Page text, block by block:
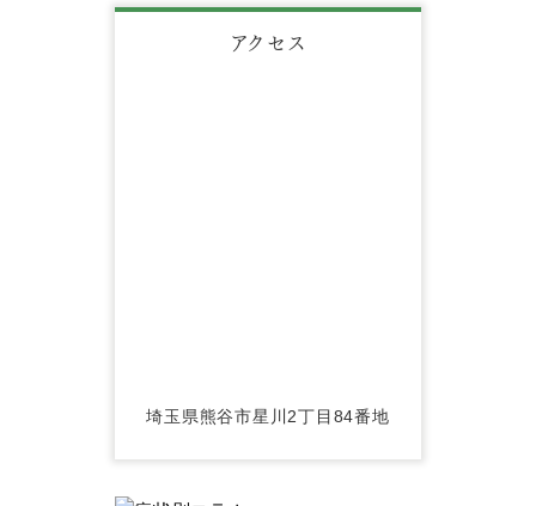
アクセス
埼玉県熊谷市星川2丁目84番地